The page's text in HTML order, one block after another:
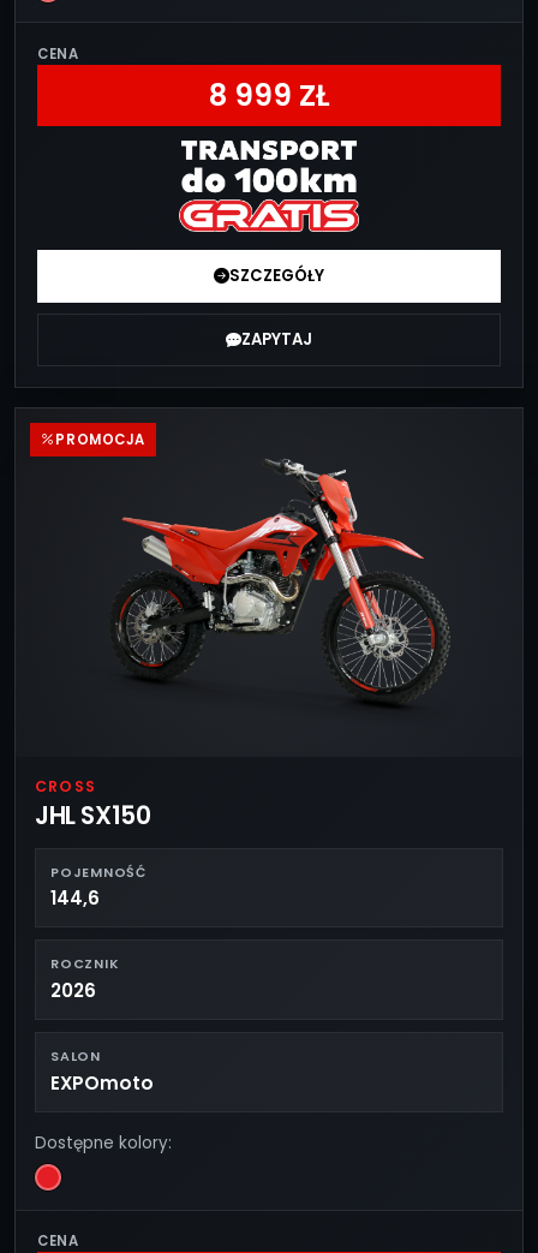
CENA
8 999 ZŁ
SZCZEGÓŁY
ZAPYTAJ
PROMOCJA
CROSS
JHL SX150
POJEMNOŚĆ
144,6
ROCZNIK
2026
SALON
EXPOmoto
Dostępne kolory:
CENA